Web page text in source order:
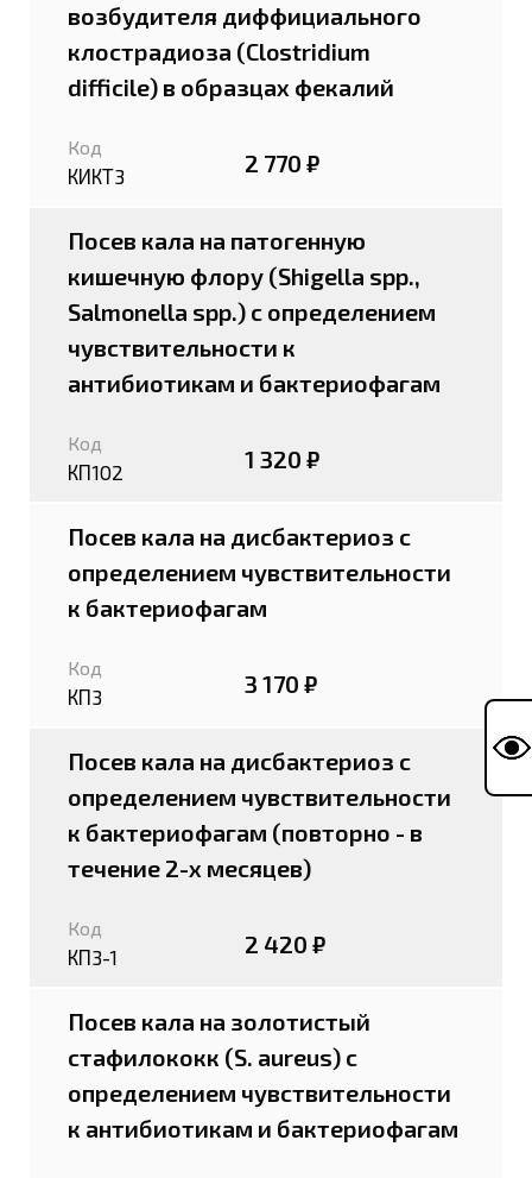
возбудителя диффициального
клострадиоза (Clostridium
difficile) в образцах фекалий
Код
КИКТ3 2 770 ₽
Посев кала на патогенную
кишечную флору (Shigella spp.,
Salmonella spp.) с определением
чувствительности к
антибиотикам и бактериофагам
Код
КП102 1 320 ₽
Посев кала на дисбактериоз с
определением чувствительности
к бактериофагам
Код
КП3 3 170 ₽
Посев кала на дисбактериоз с
определением чувствительности
к бактериофагам (повторно - в
течение 2-х месяцев)
Код
КП3-1 2 420 ₽
Посев кала на золотистый
стафилококк (S. aureus) с
определением чувствительности
к антибиотикам и бактериофагам